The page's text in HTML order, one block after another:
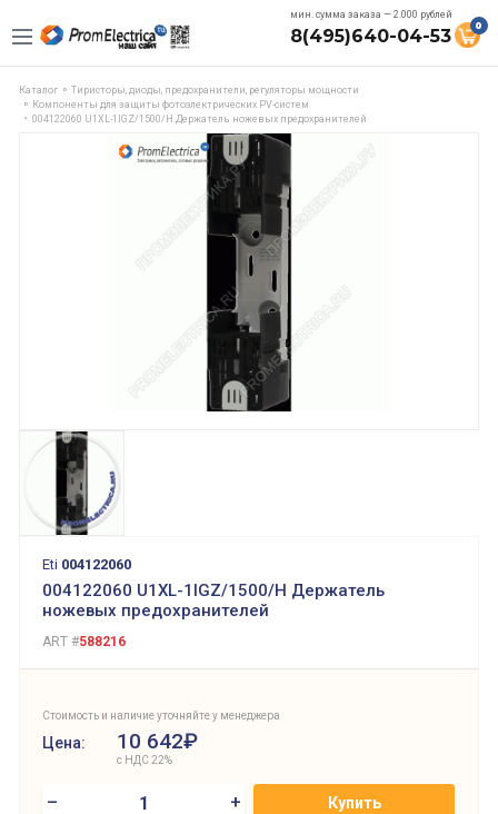
мин. сумма заказа — 2.000 рублей
8(495)640-04-53 0
Каталог
Тиристоры, диоды, предохранители, регуляторы мощности
Компоненты для защиты фотоэлектрических PV-систем
004122060 U1XL-1IGZ/1500/H Держатель ножевых предохранителей
Eti 004122060
004122060 U1XL-1IGZ/1500/H Держатель
ножевых предохранителей
ART #588216
Стоимость и наличие уточняйте у менеджера
Цена: 10 642₽
с НДС 22%
– + Купить